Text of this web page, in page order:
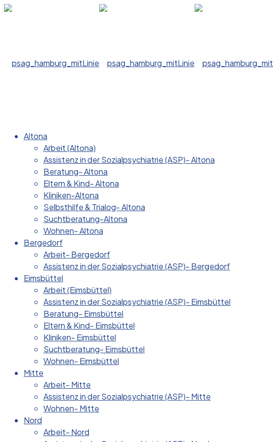
Altona
Arbeit (Altona)
Assistenz in der Sozialpsychiatrie (ASP)- Altona
Beratung- Altona
Eltern & Kind- Altona
Kliniken-Altona
Selbsthilfe & Trialog- Altona
Suchtberatung-Altona
Wohnen- Altona
Bergedorf
Arbeit- Bergedorf
Assistenz in der Sozialpsychiatrie (ASP)- Bergedorf
Eimsbüttel
Arbeit (Eimsbüttel)
Assistenz in der Sozialpsychiatrie (ASP)- Eimsbüttel
Beratung- Eimsbüttel
Eltern & Kind- Eimsbüttel
Kliniken- Eimsbüttel
Suchtberatung- Eimsbüttel
Wohnen- Eimsbüttel
Mitte
Arbeit- Mitte
Assistenz in der Sozialpsychiatrie (ASP)- Mitte
Wohnen- Mitte
Nord
Arbeit- Nord